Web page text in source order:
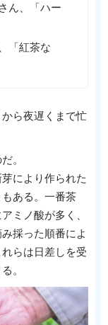
ん、「ハー
「紅茶な
ら夜遅くまで忙
。
により作られた
ある。一番茶
ミノ酸が多く、
採った順番によ
らは日差しを受
。